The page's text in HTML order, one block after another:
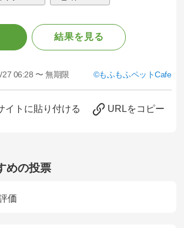
結果を見る
27 06:28 〜 無期限 もふもふペットCafe
イトに貼り付ける URLをコピー
めの投票
価